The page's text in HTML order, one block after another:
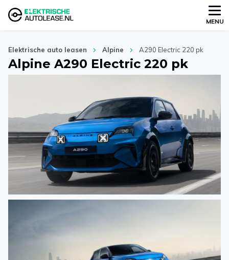
MENU
Elektrische auto leasen Alpine A290 Electric 220 pk
Alpine A290 Electric 220 pk